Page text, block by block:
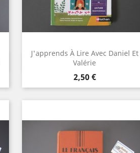
J'apprends À Lire Avec Daniel Et
Valérie
Prix
2,50 €
Aperçu rapide